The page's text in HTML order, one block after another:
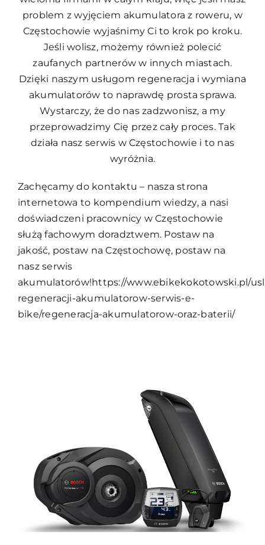
problem z wyjęciem akumulatora z roweru, w
Częstochowie wyjaśnimy Ci to krok po kroku.
Jeśli wolisz, możemy również polecić
zaufanych partnerów w innych miastach.
Dzięki naszym usługom regeneracja i wymiana
akumulatorów to naprawdę prosta sprawa.
Wystarczy, że do nas zadzwonisz, a my
przeprowadzimy Cię przez cały proces. Tak
działa nasz serwis w Częstochowie i to nas
wyróżnia.
Zachęcamy do kontaktu – nasza strona
internetowa to kompendium wiedzy, a nasi
doświadczeni pracownicy w Częstochowie
służą fachowym doradztwem. Postaw na
jakość, postaw na Częstochowę, postaw na
nasz serwis
akumulatorów!https://www.ebikekokotowski.pl/
regeneracji-akumulatorow-serwis-e-
bike/regeneracja-akumulatorow-oraz-baterii/